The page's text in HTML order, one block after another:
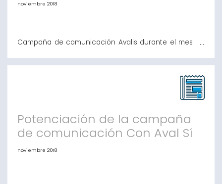
noviembre 2018
Campaña de comunicación Avalis durante el mes de
de Catalunya ha estado presente en los principales
sido dar a conocer los servicios que facilita Avalis para
favorecer que pymes y autónomos consigan la
Potenciación de la campaña
de comunicación Con Aval Sí
noviembre 2018